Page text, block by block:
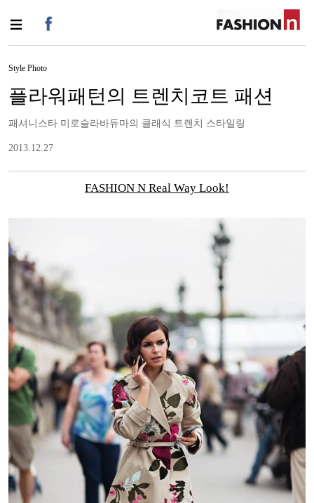
Style Photo
플라워패턴의 트렌치코트 패션
패셔니스타 미로슬라바듀마의 클래식 트렌치 스타일링
2013.12.27
FASHION N Real Way Look!